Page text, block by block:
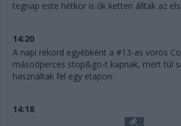
tegnap este hétkor is ők ketten álltak az
14:20
A napi rekord egyébként a #13-as vörös
másodperces stop&go-t kapnak, mert túl
használtak fel egy etapon.
14:18